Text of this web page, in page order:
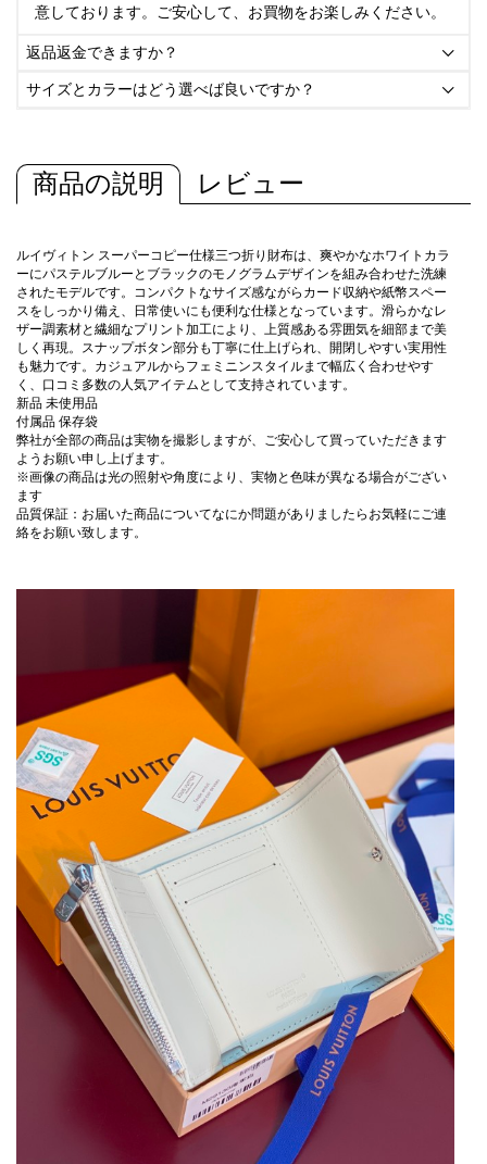
意しております。ご安心して、お買物をお楽しみください。
返品返金できますか？ 
サイズとカラーはどう選べば良いですか？ 
商品の説明 レビュー
ルイヴィトン スーパーコピー仕様三つ折り財布は、爽やかなホワイトカラ
ーにパステルブルーとブラックのモノグラムデザインを組み合わせた洗練
されたモデルです。コンパクトなサイズ感ながらカード収納や紙幣スペー
スをしっかり備え、日常使いにも便利な仕様となっています。滑らかなレ
ザー調素材と繊細なプリント加工により、上質感ある雰囲気を細部まで美
しく再現。スナップボタン部分も丁寧に仕上げられ、開閉しやすい実用性
も魅力です。カジュアルからフェミニンスタイルまで幅広く合わせやす
く、口コミ多数の人気アイテムとして支持されています。
新品 未使用品
付属品 保存袋
弊社が全部の商品は実物を撮影しますが、ご安心して買っていただきます
ようお願い申し上げます。
※画像の商品は光の照射や角度により、実物と色味が異なる場合がござい
ます
品質保証：お届いた商品についてなにか問題がありましたらお気軽にご連
絡をお願い致します。